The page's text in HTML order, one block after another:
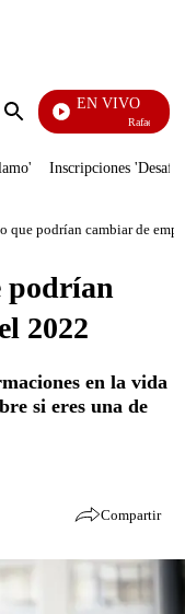
Enviar
EN VIVO
Rafael Orozco
Inscripciones
que podrían cambiar de
podrían
2022
en la vida
si eres una de
Compartir